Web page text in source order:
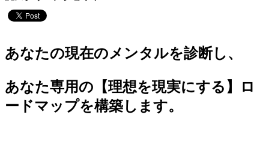
あなたの現在のメンタルを診断し、
あなた専用の【理想を現実にする】ロ
ードマップを構築します。